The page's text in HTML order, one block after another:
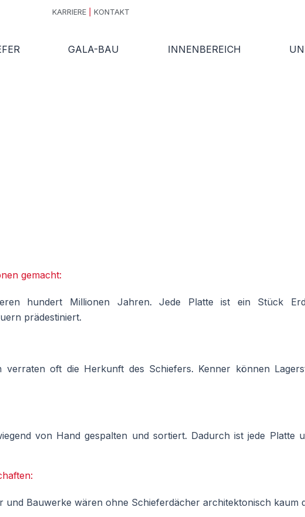
KARRIERE KONTAKT
GALA-BAU INNENBEREICH
gemacht:
hundert Millionen Jahren. Jede Platte ist ein Stück
prädestiniert.
verraten oft die Herkunft des Schiefers. Kenner können
von Hand gespalten und sortiert. Dadurch ist jede Platte
und Bauwerke wären ohne Schieferdächer architektonisch kaum